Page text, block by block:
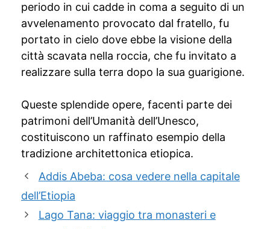
periodo in cui cadde in coma a seguito di un
avvelenamento provocato dal fratello, fu
portato in cielo dove ebbe la visione della
città scavata nella roccia, che fu invitato a
realizzare sulla terra dopo la sua guarigione.
Queste splendide opere, facenti parte dei
patrimoni dell’Umanità dell’Unesco,
costituiscono un raffinato esempio della
tradizione architettonica etiopica.
Addis Abeba: cosa vedere nella capitale
dell’Etiopia
Lago Tana: viaggio tra monasteri e